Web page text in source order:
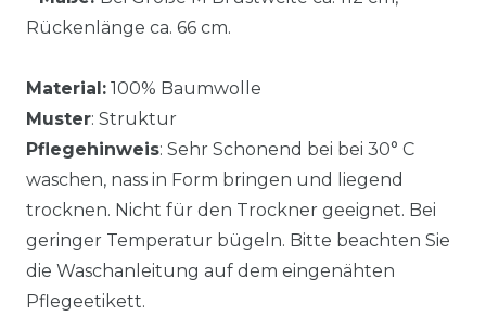
Rückenlänge ca. 66 cm.
Material: 100% Baumwolle
Muster: Struktur
Pflegehinweis: Sehr Schonend bei bei 30° C
waschen, nass in Form bringen und liegend
trocknen. Nicht für den Trockner geeignet. Bei
geringer Temperatur bügeln. Bitte beachten Sie
die Waschanleitung auf dem eingenähten
Pflegeetikett.